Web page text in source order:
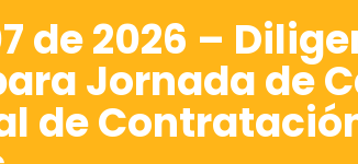
de 2026 –
Jornada de
de